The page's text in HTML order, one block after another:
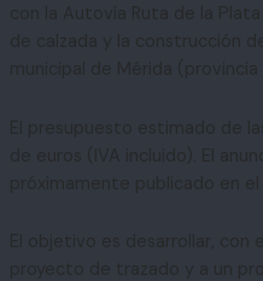
con la Autovía Ruta de la
de calzada y la construcción
municipal de Mérida (provincia
El presupuesto estimado de
de euros (IVA incluido). El
próximamente publicado en el
El objetivo es desarrollar, con
proyecto de trazado y a un